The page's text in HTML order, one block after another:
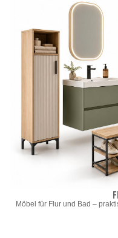
Möbel für Flur und Bad –